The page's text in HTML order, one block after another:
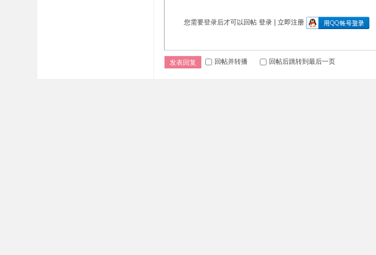
您需要登录后才可以回帖 登录| 立即注册
发表回复 回帖并转播 回帖后跳转到最后一页